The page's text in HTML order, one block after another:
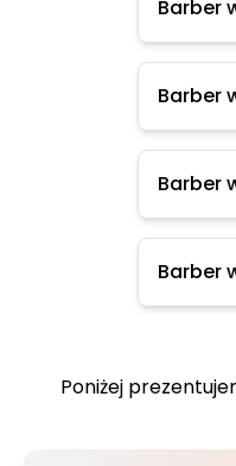
Barber
Barber
Barber
Barber
Poniżej